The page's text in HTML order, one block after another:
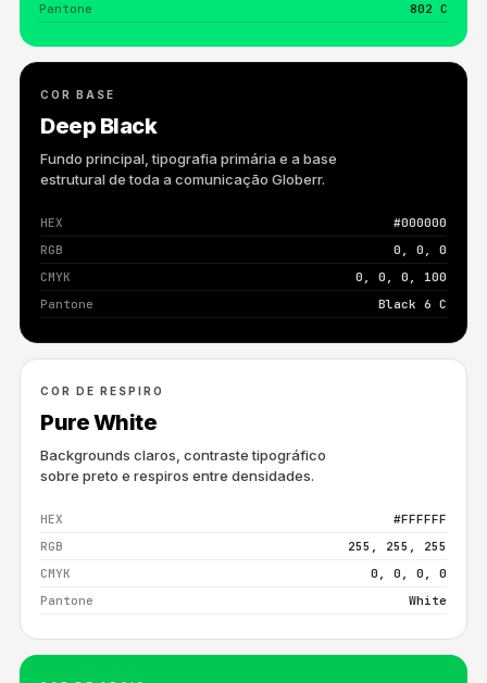
Pantone
802 C
COR BASE
Deep Black
Fundo principal, tipografia primária e a base
estrutural de toda a comunicação Globerr.
HEX
#000000
RGB
0, 0, 0
CMYK
0, 0, 0, 100
Pantone
Black 6 C
COR DE RESPIRO
Pure White
Backgrounds claros, contraste tipográfico
sobre preto e respiros entre densidades.
HEX
#FFFFFF
RGB
255, 255, 255
CMYK
0, 0, 0, 0
Pantone
White